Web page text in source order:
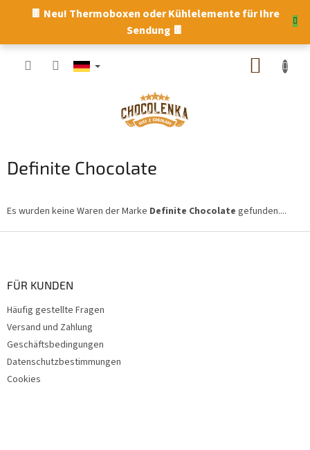
🍫 Neu! Thermoboxen oder Kühlelemente für Ihre
Sendung 🍫
Definite Chocolate
Es wurden keine Waren der Marke Definite Chocolate gefunden....
FÜR KUNDEN
Häufig gestellte Fragen
Versand und Zahlung
Geschäftsbedingungen
Datenschutzbestimmungen
Cookies